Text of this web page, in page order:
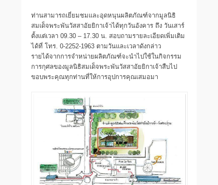
ท่านสามารถเยี่ยมชมและอุดหนุนผลิตภัณฑ์จากมูลนิธิ
สมเด็จพระพันวัสสาอัยยิกาเจ้าได้ทุกวันอังคาร ถึง วันเสาร์
ตั้งแต่เวลา 09.30 – 17.30 น. สอบถามรายละเอียดเพิ่มเติม
ได้ที่ โทร. 0-2252-1963 ตามวันและเวลาดังกล่าว
รายได้จากการจำหน่ายผลิตภัณฑ์จะนำไปใช้ในกิจกรรม
การกุศลของมูลนิธิสมเด็จพระพันวัสสาอัยยิกาเจ้าสืบไป
ขอบพระคุณทุกท่านที่ให้การอุปการคุณเสมอมา